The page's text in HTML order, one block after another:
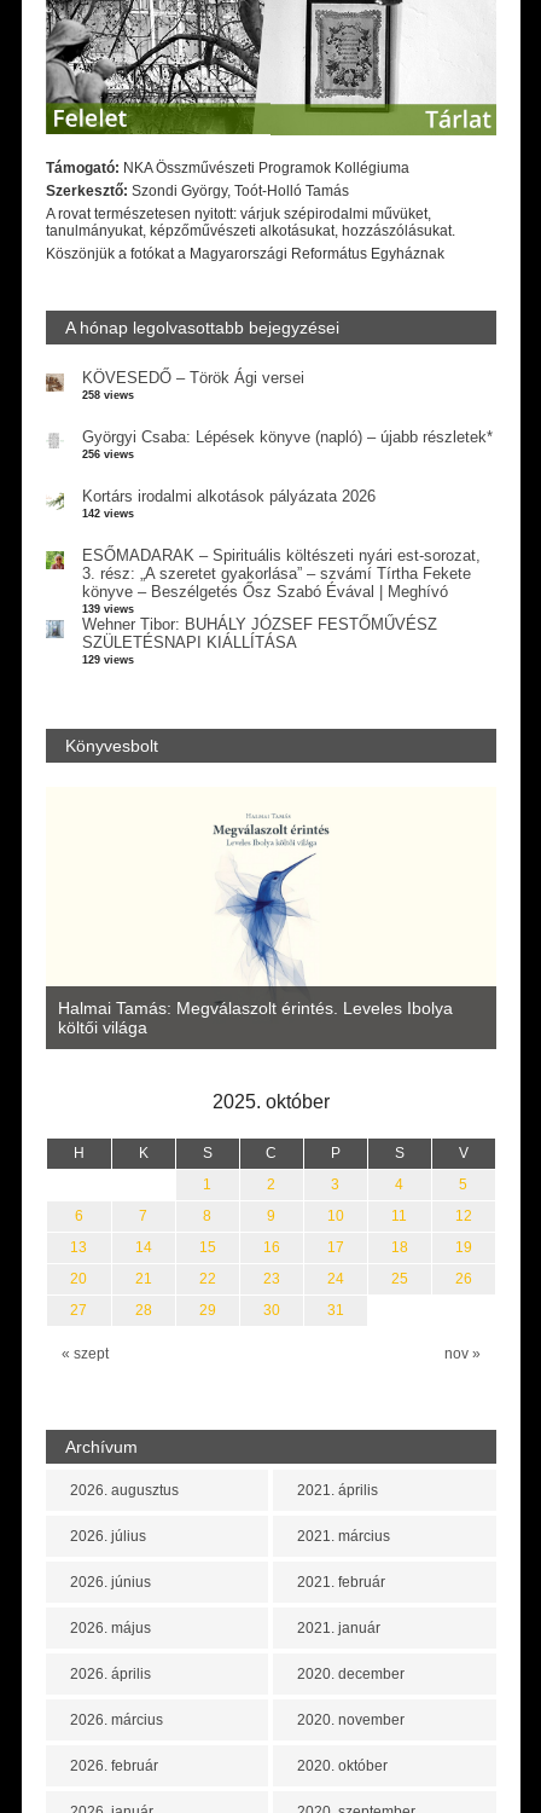
Támogató: NKA Összművészeti Programok Kollégiuma
Szerkesztő: Szondi György, Toót-Holló Tamás
A rovat természetesen nyitott: várjuk szépirodalmi művüket,
tanulmányukat, képzőművészeti alkotásukat, hozzászólásukat.
Köszönjük a fotókat a Magyarországi Református Egyháznak
A hónap legolvasottabb bejegyzései
KÖVESEDŐ – Török Ági versei
258 views
Györgyi Csaba: Lépések könyve (napló) – újabb részletek*
256 views
Kortárs irodalmi alkotások pályázata 2026
142 views
ESŐMADARAK – Spirituális költészeti nyári est-sorozat,
3. rész: „A szeretet gyakorlása” – szvámí Tírtha Fekete
könyve – Beszélgetés Ősz Szabó Évával | Meghívó
139 views
Wehner Tibor: BUHÁLY JÓZSEF FESTŐMŰVÉSZ
SZÜLETÉSNAPI KIÁLLÍTÁSA
129 views
Könyvesbolt
Halmai Tamás: Megválaszolt érintés. Leveles Ibolya
költői világa
2025. október
H K S C P S V
« szept nov »
1 2 3 4
5
6
7 8 9 10 11
12
13
14 15 16 17 18
19
20
21 22 23 24 25
26
27
28 29 30 31
Archívum
2026. augusztus
2026. július
2026. június
2026. május
2026. április
2026. március
2026. február
2021. április
2021. március
2021. február
2021. január
2020. december
2020. november
2020. október